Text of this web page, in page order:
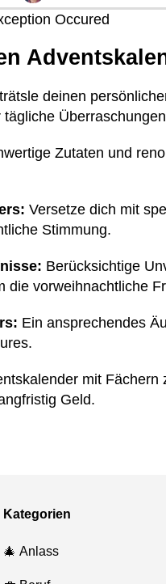
Occured
deinen
Zutaten und
Versetze dich mit
Stimmung.
Berücksichtige
die vorweihnachtliche
Ein ansprechendes
mit Fächern
Geld.
Kategorien
🎄 Anlass